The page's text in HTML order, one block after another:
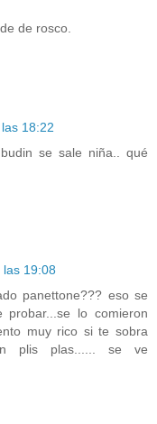
de rosco.
18:22
se sale niña.. qué
19:08
panettone??? eso se
lo comieron
muy rico si te sobra
plis plas...... se ve